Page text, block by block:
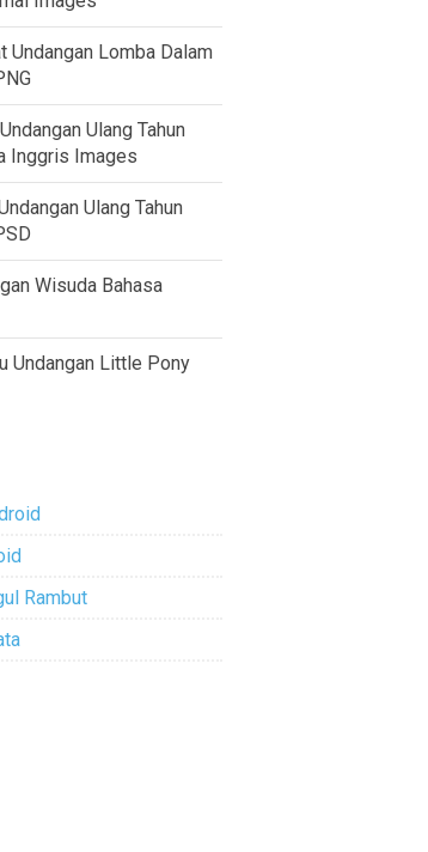
Undangan Lomba Dalam
Ulang Tahun
Inggris Images
Ulang Tahun
Wisuda Bahasa
Undangan Little Pony
Rambut